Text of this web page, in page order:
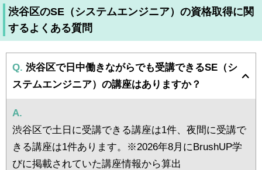
渋谷区のSE（システムエンジニア）の資格取得に関
するよくある質問
Q. 渋谷区で日中働きながらでも受講できるSE（シ
ステムエンジニア）の講座はありますか？
A.
渋谷区で土日に受講できる講座は1件、夜間に受講で
きる講座は1件あります。※2026年8月にBrushUP学
びに掲載されていた講座情報から算出